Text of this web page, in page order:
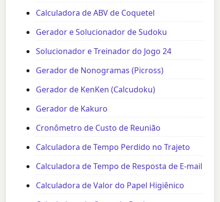
Calculadora de ABV de Coquetel
Gerador e Solucionador de Sudoku
Solucionador e Treinador do Jogo 24
Gerador de Nonogramas (Picross)
Gerador de KenKen (Calcudoku)
Gerador de Kakuro
Cronômetro de Custo de Reunião
Calculadora de Tempo Perdido no Trajeto
Calculadora de Tempo de Resposta de E-mail
Calculadora de Valor do Papel Higiênico